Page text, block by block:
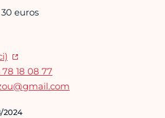
euros
18 08 77
2024